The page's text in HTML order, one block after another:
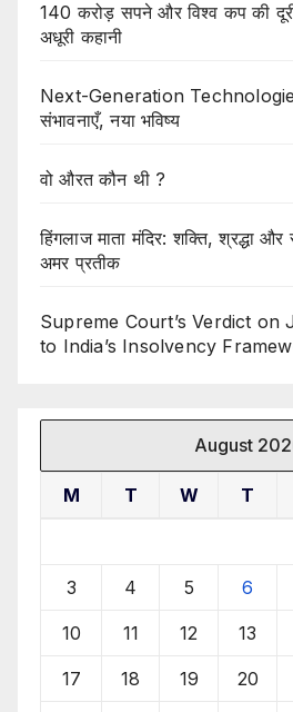
140 करोड़ सपने और विश्व कप की
अधूरी कहानी
Next-Generation
संभावनाएँ, नया भविष्य
वो औरत कौन थी ?
हिंगलाज माता मंदिर: शक्ति, श्रद्धा
अमर प्रतीक
Supreme Court’s Verdict on
to India’s Insolvency
August
M T W T
3 4 5 6
10 11 12 13
17 18 19 20